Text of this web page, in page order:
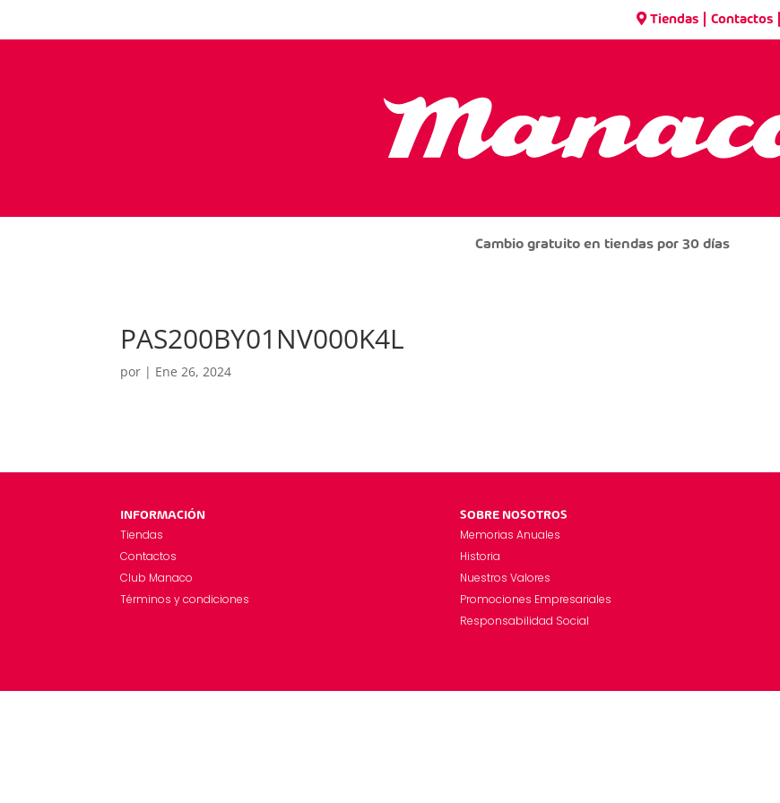
Tiendas| Contactos|
Cambio gratuito en tiendas por 30 días
PAS200BY01NV000K4L
por | Ene 26, 2024
INFORMACIÓN
Tiendas
Contactos
Club Manaco
Términos y condiciones
SOBRE NOSOTROS
Memorias Anuales
Historia
Nuestros Valores
Promociones Empresariales
Responsabilidad Social